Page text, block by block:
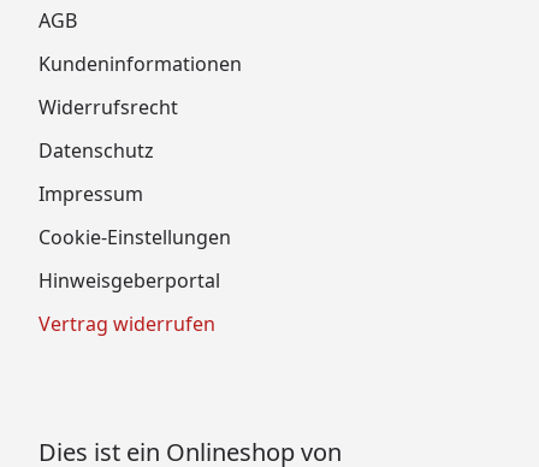
AGB
Kundeninformationen
Widerrufsrecht
Datenschutz
Impressum
Cookie-Einstellungen
Hinweisgeberportal
Vertrag widerrufen
Dies ist ein Onlineshop von